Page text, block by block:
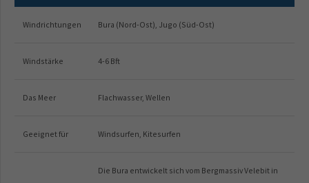
Windrichtungen Bura (Nord-Ost), Jugo (Süd-Ost)
Windstärke 4-6 Bft
Das Meer Flachwasser, Wellen
Geeignet für Windsurfen, Kitesurfen
Die Bura entwickelt sich vom Bergmassiv Velebit in